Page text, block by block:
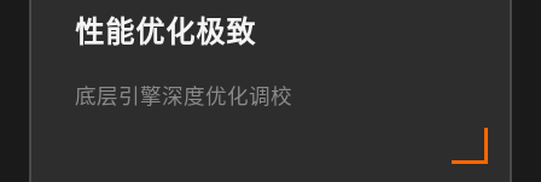
性能优化极致
底层引擎深度优化调校